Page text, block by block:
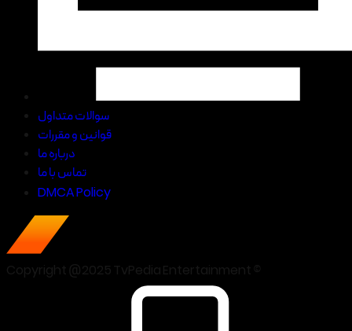
سوالات متداول
قوانین و مقررات
درباره ما
تماس با ما
DMCA Policy